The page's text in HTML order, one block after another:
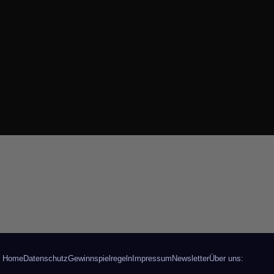
HomeDatenschutzGewinnspielregeln Impressum NewsletterÜber uns: